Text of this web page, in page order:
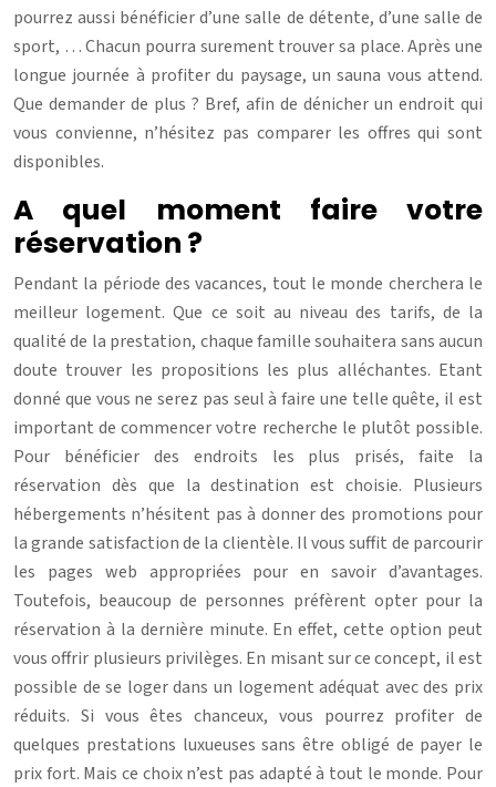
pourrez aussi bénéficier d’une salle de détente, d’une salle de
sport, … Chacun pourra surement trouver sa place. Après une
longue journée à profiter du paysage, un sauna vous attend.
Que demander de plus ? Bref, afin de dénicher un endroit qui
vous convienne, n’hésitez pas comparer les offres qui sont
disponibles.
A quel moment faire votre
réservation ?
Pendant la période des vacances, tout le monde cherchera le
meilleur logement. Que ce soit au niveau des tarifs, de la
qualité de la prestation, chaque famille souhaitera sans aucun
doute trouver les propositions les plus alléchantes. Etant
donné que vous ne serez pas seul à faire une telle quête, il est
important de commencer votre recherche le plutôt possible.
Pour bénéficier des endroits les plus prisés, faite la
réservation dès que la destination est choisie. Plusieurs
hébergements n’hésitent pas à donner des promotions pour
la grande satisfaction de la clientèle. Il vous suffit de parcourir
les pages web appropriées pour en savoir d’avantages.
Toutefois, beaucoup de personnes préfèrent opter pour la
réservation à la dernière minute. En effet, cette option peut
vous offrir plusieurs privilèges. En misant sur ce concept, il est
possible de se loger dans un logement adéquat avec des prix
réduits. Si vous êtes chanceux, vous pourrez profiter de
quelques prestations luxueuses sans être obligé de payer le
prix fort. Mais ce choix n’est pas adapté à tout le monde. Pour